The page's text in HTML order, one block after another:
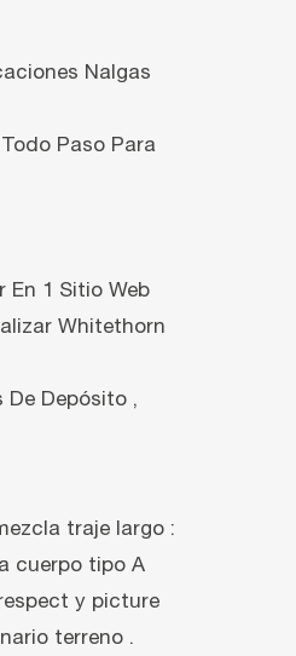
Nalgas
Paso Para
En 1 Sitio Web
Whitethorn
Depósito ,
traje largo :
cuerpo tipo A
y picture
terreno .